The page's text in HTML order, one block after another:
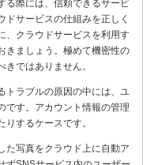
る際には、信頼できるサービ
ドサービスの仕組みを正しく
、クラウドサービスを利用す
きましょう。極めて機密性の
ではありません。
トラブルの原因の中には、ユ
です。アカウント情報の管理
するケースです。
た写真をクラウド上に自動ア